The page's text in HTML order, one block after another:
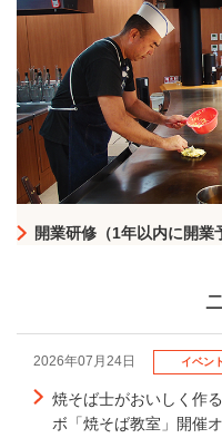
開業研修（1年以内に開業
2026年07月24日 イベント
焼そば士がおいしく作
ボ「焼そば教室」開催